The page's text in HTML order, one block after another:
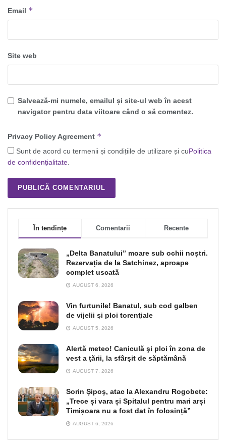
Email *
Site web
Salvează-mi numele, emailul și site-ul web în acest
navigator pentru data viitoare când o să comentez.
Privacy Policy Agreement *
Sunt de acord cu termenii și condițiile de utilizare și cuPolitica
de confidențialitate.
În tendințe Comentarii Recente
„Delta Banatului” moare sub ochii noștri.
Rezervația de la Satchinez, aproape
complet uscată
AUGUST 6, 2026
Vin furtunile! Banatul, sub cod galben
de vijelii şi ploi torenţiale
AUGUST 5, 2026
Alertă meteo! Caniculă şi ploi în zona de
vest a ţării, la sfârşit de săptămână
AUGUST 7, 2026
Sorin Şipoş, atac la Alexandru Rogobete:
„Trece și vara și Spitalul pentru mari arși
Timișoara nu a fost dat în folosință”
AUGUST 6, 2026